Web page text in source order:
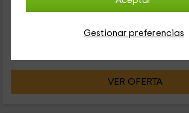
Gestionar preferencias
Por ello es ideal para 2 parejas o viajar en...
Contacto directo
VER OFERTA